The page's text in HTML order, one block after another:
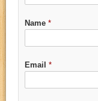
Name *
Email *